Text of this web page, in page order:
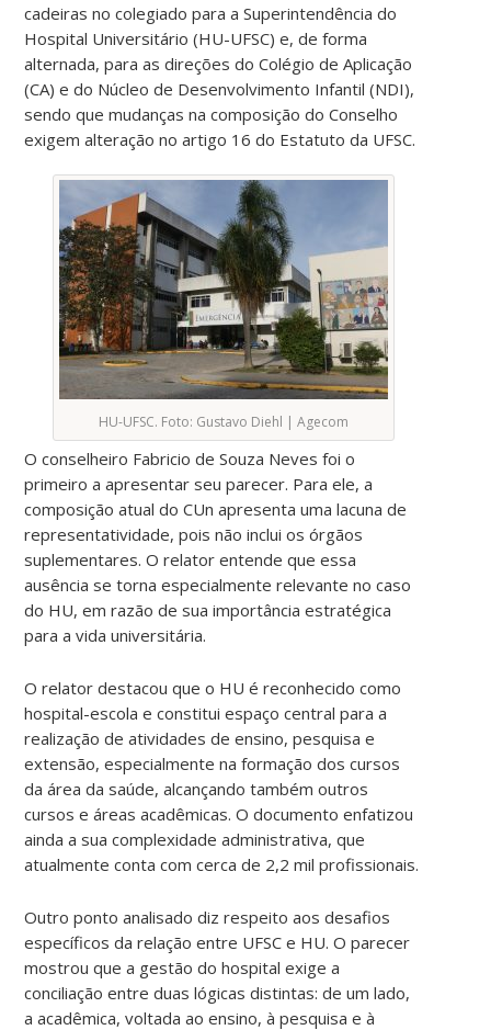
cadeiras no colegiado para a Superintendência do
Hospital Universitário (HU-UFSC) e, de forma
alternada, para as direções do Colégio de Aplicação
(CA) e do Núcleo de Desenvolvimento Infantil (NDI),
sendo que mudanças na composição do Conselho
exigem alteração no artigo 16 do Estatuto da UFSC.
HU-UFSC. Foto: Gustavo Diehl | Agecom
O conselheiro Fabricio de Souza Neves foi o
primeiro a apresentar seu parecer. Para ele, a
composição atual do CUn apresenta uma lacuna de
representatividade, pois não inclui os órgãos
suplementares. O relator entende que essa
ausência se torna especialmente relevante no caso
do HU, em razão de sua importância estratégica
para a vida universitária.
O relator destacou que o HU é reconhecido como
hospital-escola e constitui espaço central para a
realização de atividades de ensino, pesquisa e
extensão, especialmente na formação dos cursos
da área da saúde, alcançando também outros
cursos e áreas acadêmicas. O documento enfatizou
ainda a sua complexidade administrativa, que
atualmente conta com cerca de 2,2 mil profissionais.
Outro ponto analisado diz respeito aos desafios
específicos da relação entre UFSC e HU. O parecer
mostrou que a gestão do hospital exige a
conciliação entre duas lógicas distintas: de um lado,
a acadêmica, voltada ao ensino, à pesquisa e à